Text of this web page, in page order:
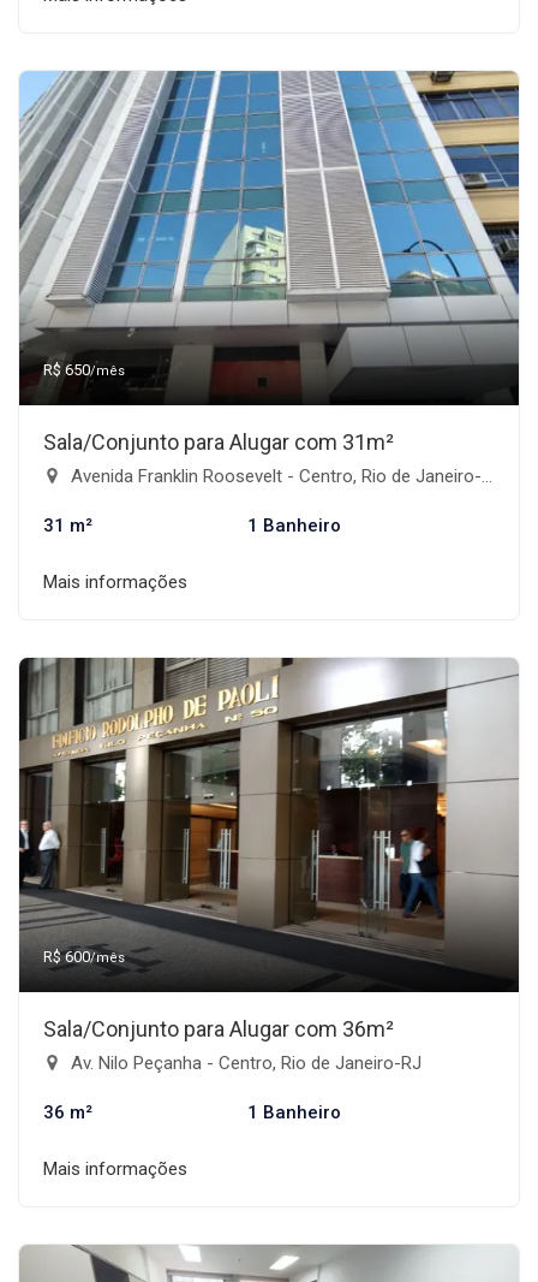
R$ 650/mês
Sala/Conjunto para Alugar com 31m²
Avenida Franklin Roosevelt - Centro, Rio de Janeiro-RJ
31 m² 1 Banheiro
Mais informações
R$ 600/mês
Sala/Conjunto para Alugar com 36m²
Av. Nilo Peçanha - Centro, Rio de Janeiro-RJ
36 m² 1 Banheiro
Mais informações